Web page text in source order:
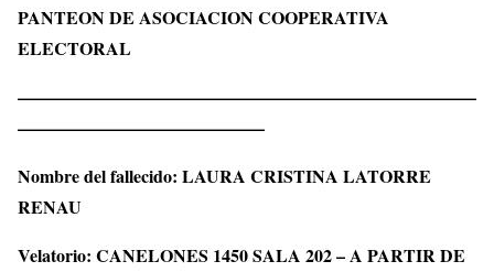
PANTEON DE ASOCIACION COOPERATIVA
ELECTORAL
——————————————————————————
——————————————
Nombre del fallecido: LAURA CRISTINA LATORRE
RENAU
Velatorio: CANELONES 1450 SALA 202 – A PARTIR DE